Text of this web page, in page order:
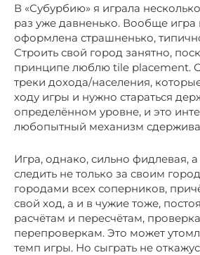
В «Субурбию» я играла
раз уже давненько. Вообще игра
оформлена страшненько,
Строить свой город занятно,
принципе люблю tile placement.
треки дохода/населения,
ходу игры и нужно стараться
определённом уровне, и это
любопытный механизм
Игра, однако, сильно фидлевая,
следить не только за своим
городами всех соперников,
свой ход, а и в чужие тоже,
расчётам и пересчётам,
перепроверкам. Это может
темп игры. Но сыграть не